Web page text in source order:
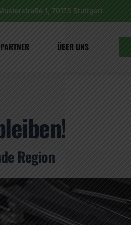
1, 70173 Stuttgart
PARTNER ÜBER UNS
Region